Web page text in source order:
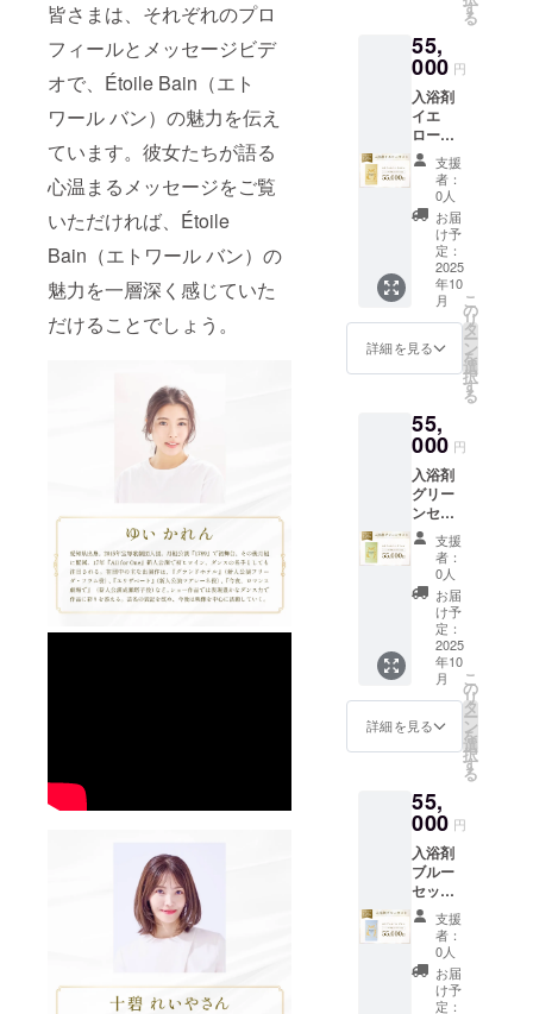
皆さまは、それぞれのプロ
フィールとメッセージビデ
オで、Étoile Bain（エト
ワール バン）の魅力を伝え
ています。彼女たちが語る
心温まるメッセージをご覧
いただければ、Étoile
Bain（エトワール バン）の
魅力を一層深く感じていた
だけることでしょう。
とも呼
ばれて
いま
す。
【香
り】 皆
様のア
ンケー
ト(本プ
ロジェ
クト期
間中に
google
フォー
ムにて
もとに
調合さ
ます。
からご
入浴下
さい。
【成
分】 脇
田温泉
の成分
で調合
してお
りま
す。秀
麗な犬
鳴山系
のふも
と脇田
温泉
は、元
土記」
に記さ
れた温
泉で
「美肌
の湯」
とも呼
ばれて
いま
す。
【香
り】 皆
様のア
ンケー
ト(本プ
クト期
間中に
ムにて
募集)を
もとに
調合さ
せてい
ただき
ます。
120袋）
をご自
宅へお
届け。
【ご利
用方
法】 浴
槽の湯
（約
200L）
に１包
を入
れ、よ
くかき
混ぜて
からご
入浴下
さい。
の成分
で調合
してお
りま
す。秀
麗な犬
鳴山系
のふも
と脇田
温泉
は、元
禄十六
年「筑
前続風
土記」
に記さ
れた温
とも呼
ばれて
いま
す。
【香
り】 皆
様のア
ンケー
ト(本プ
ロジェ
クト期
す
る
55,
000 円
入浴剤
イエ
ロー
セット
【年間
コー
ス】 明
るく前
向きな
気分に
してく
れるイ
エロー
入浴剤1
パック
10袋入
り×12ヶ
月分
（合計
120袋）
をご自
宅へお
届け。
【ご利
用方
法】 浴
槽の湯
（約
200L）
に１包
を入
れ、よ
くかき
混ぜて
【成
分】 脇
田温泉
の成分
で調合
してお
りま
す。秀
麗な犬
鳴山系
のふも
と脇田
支援
者：
0人
お届
け予
定：
2025
年10
月
詳細を見る
こ
の
リ
タ
ー
ン
を
選
択
す
る
55,
000 円
入浴剤
グリー
ンセッ
ト【年
間コー
ス】 癒
しと落
ち着き
のグ
リーン
入浴剤1
パック
10袋入
り×12ヶ
月分
（合計
120袋）
をご自
宅へお
届け。
【ご利
用方
法】 浴
槽の湯
（約
200L）
に１包
を入
れ、よ
支援
者：
0人
お届
け予
定：
2025
年10
月
詳細を見る
こ
の
リ
タ
ー
ン
を
選
択
す
る
55,
000 円
入浴剤
ブルー
セット
【年間
コー
ス】 爽
やかで
透明感
のある
支援
者：
0人
お届
け予
定：